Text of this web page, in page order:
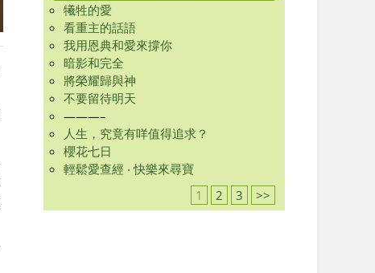
犧牲的愛
看重主的話語
我用恩典和愛來撐你
暗影和完全
將榮耀歸與神
不要留待明天
———–
人生，究竟有咩值得追求？
櫻花七日
輕鬆愛查經 ‧ 快樂來尋寶
1
2 3 >>